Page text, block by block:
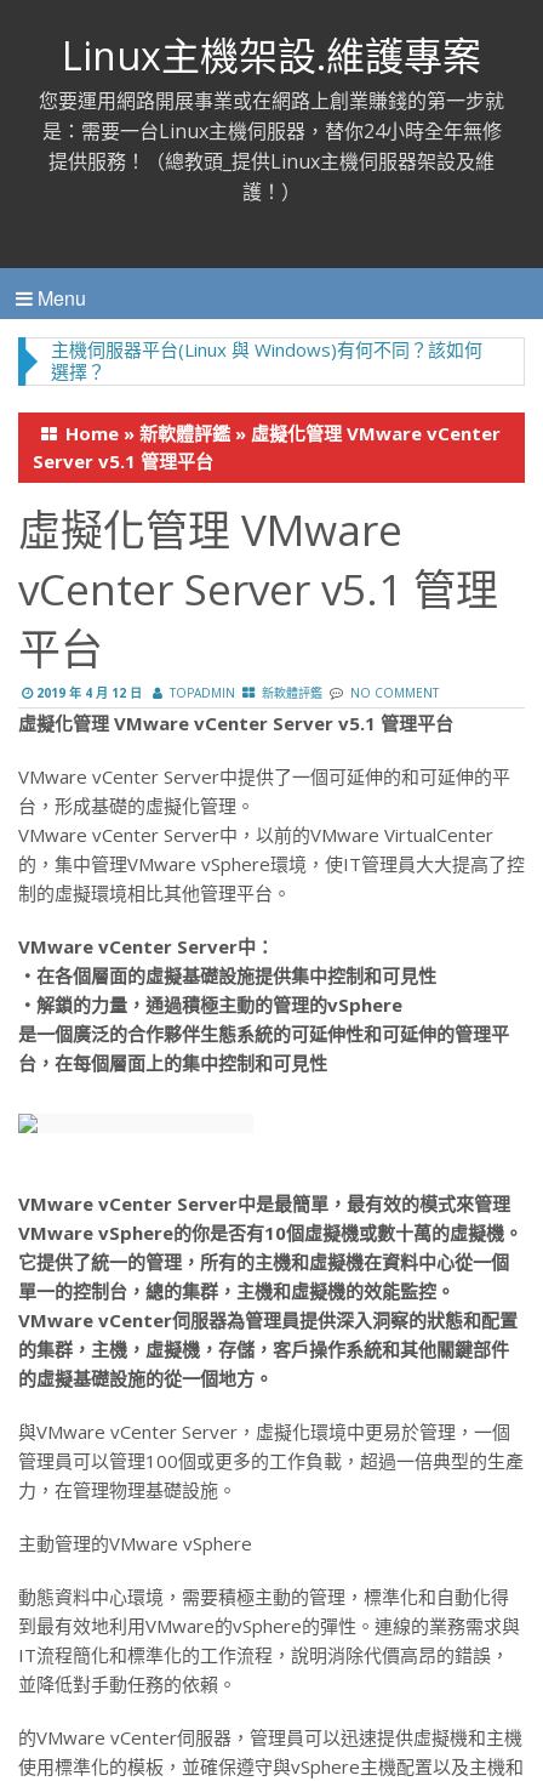
Linux主機架設.維護專案
您要運用網路開展事業或在網路上創業賺錢的第一步就
是：需要一台Linux主機伺服器，替你24小時全年無修
提供服務！（總教頭_提供Linux主機伺服器架設及維
護！）
Menu
主機伺服器平台(Linux 與 Windows)有何不同？該如何
選擇？
Home » 新軟體評鑑 » 虛擬化管理 VMware vCenter
Server v5.1 管理平台
虛擬化管理 VMware
vCenter Server v5.1 管理
平台
2019 年 4 月 12 日 TOPADMIN 新軟體評鑑 NO COMMENT
虛擬化管理 VMware vCenter Server v5.1 管理平台
VMware vCenter Server中提供了一個可延伸的和可延伸的平
台，形成基礎的虛擬化管理。
VMware vCenter Server中，以前的VMware VirtualCenter
的，集中管理VMware vSphere環境，使IT管理員大大提高了控
制的虛擬環境相比其他管理平台。
VMware vCenter Server中：
‧在各個層面的虛擬基礎設施提供集中控制和可見性
‧解鎖的力量，通過積極主動的管理的vSphere
是一個廣泛的合作夥伴生態系統的可延伸性和可延伸的管理平
台，在每個層面上的集中控制和可見性
VMware vCenter Server中是最簡單，最有效的模式來管理
VMware vSphere的你是否有10個虛擬機或數十萬的虛擬機。
它提供了統一的管理，所有的主機和虛擬機在資料中心從一個
單一的控制台，總的集群，主機和虛擬機的效能監控。
VMware vCenter伺服器為管理員提供深入洞察的狀態和配置
的集群，主機，虛擬機，存儲，客戶操作系統和其他關鍵部件
的虛擬基礎設施的從一個地方。
與VMware vCenter Server，虛擬化環境中更易於管理，一個
管理員可以管理100個或更多的工作負載，超過一倍典型的生產
力，在管理物理基礎設施。
主動管理的VMware vSphere
動態資料中心環境，需要積極主動的管理，標準化和自動化得
到最有效地利用VMware的vSphere的彈性。連線的業務需求與
IT流程簡化和標準化的工作流程，說明消除代價高昂的錯誤，
並降低對手動任務的依賴。
的VMware vCenter伺服器，管理員可以迅速提供虛擬機和主機
使用標準化的模板，並確保遵守與vSphere主機配置以及主機和